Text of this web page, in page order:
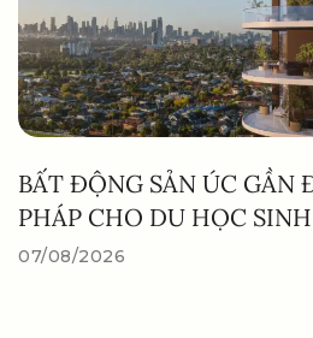
BẤT ĐỘNG SẢN ÚC GẦN
PHÁP CHO DU HỌC SINH
07/08/2026